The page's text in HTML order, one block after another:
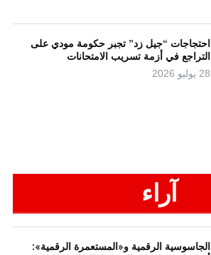
احتجاجات “جيل زد” تجبر حكومة مودي على
التراجع في أزمة تسريب الامتحانات
28 يوليو 2026
آراء
الجاسوسية الرقمية و«المستعمرة الرقمية»: